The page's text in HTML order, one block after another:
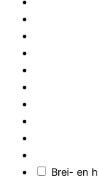
Brei- en